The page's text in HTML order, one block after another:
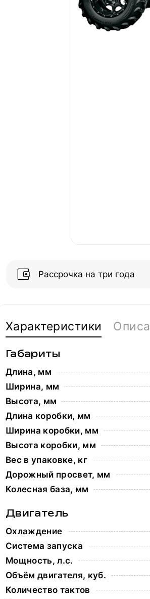
Рассрочка на три года
Характеристики
Габариты
Длина, мм
Ширина, мм
Высота, мм
Длина коробки, мм
Ширина коробки, мм
Высота коробки, мм
Вес в упаковке, кг
Дорожный просвет, мм
Колесная база, мм
Двигатель
Охлаждение
Система запуска
Мощность, л.с.
Объём двигателя, куб.
Количество тактов